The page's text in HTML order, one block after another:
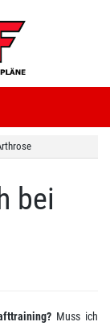
bei
Muss ich